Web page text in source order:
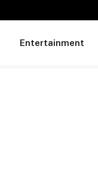
Entertainment